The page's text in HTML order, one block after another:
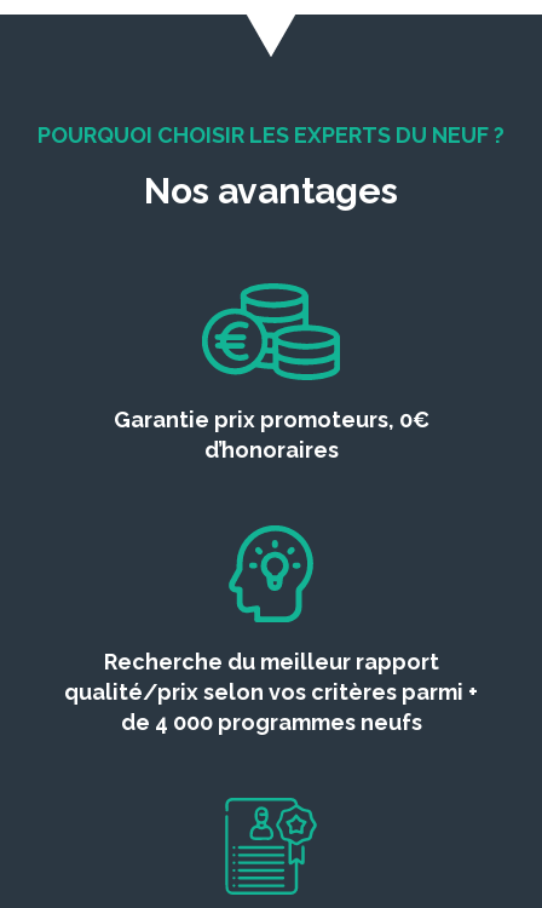
POURQUOI CHOISIR LES EXPERTS DU NEUF ?
Nos avantages
Garantie prix promoteurs, 0€
d’honoraires
Recherche du meilleur rapport
qualité/prix selon vos critères parmi +
de 4 000 programmes neufs